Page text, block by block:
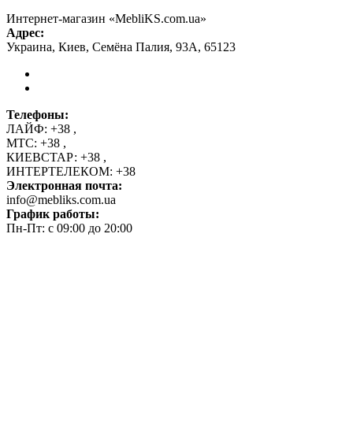
Интернет-магазин «MebliKS.com.ua»
Адрес:
Украина, Киев, Семёна Палия, 93А, 65123
Телефоны:
ЛАЙФ: +38 ,
МТС: +38 ,
КИЕВСТАР: +38 ,
ИНТЕРТЕЛЕКОМ: +38
Электронная почта:
info@mebliks.com.ua
График работы:
Пн-Пт: с 09:00 до 20:00